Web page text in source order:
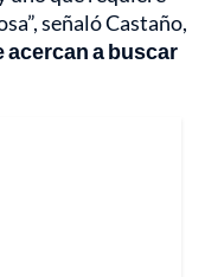
señaló Castaño,
acercan a buscar